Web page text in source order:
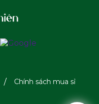
Chính sách mua sỉ